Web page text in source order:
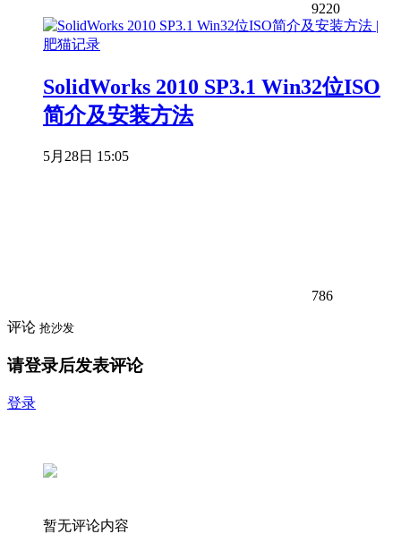
9220
SolidWorks 2010 SP3.1 Win32位ISO
简介及安装方法
5月28日 15:05
786
评论 抢沙发
请登录后发表评论
登录
暂无评论内容